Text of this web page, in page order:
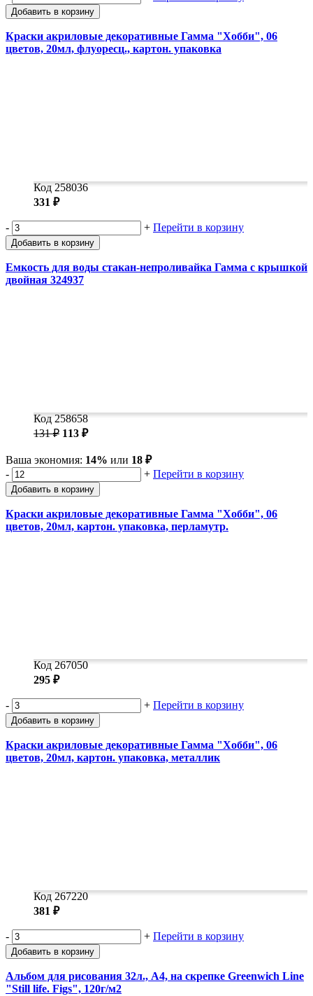
Добавить в корзину
Краски акриловые декоративные Гамма "Хобби", 06
цветов, 20мл, флуоресц., картон. упаковка
Код 258036
331 ₽
- + Перейти в корзину
Добавить в корзину
Емкость для воды стакан-непроливайка Гамма с крышкой
двойная 324937
Код 258658
131 ₽ 113 ₽
Ваша экономия: 14% или 18 ₽
-
+ Перейти в корзину
Добавить в корзину
Краски акриловые декоративные Гамма "Хобби", 06
цветов, 20мл, картон. упаковка, перламутр.
Код 267050
295 ₽
- + Перейти в корзину
Добавить в корзину
Краски акриловые декоративные Гамма "Хобби", 06
цветов, 20мл, картон. упаковка, металлик
Код 267220
381 ₽
- + Перейти в корзину
Добавить в корзину
Альбом для рисования 32л., А4, на скрепке Greenwich Line
"Still life. Figs", 120г/м2